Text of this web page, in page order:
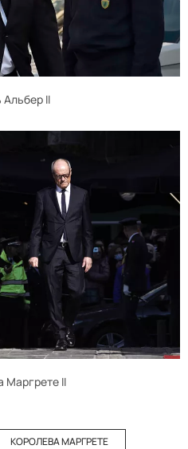
Альбер II
Маргрете II
КОРОЛЕВА МАРГРЕТЕ